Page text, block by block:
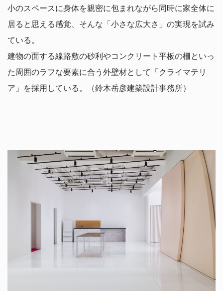
小のスペースに身体を親密に包まれながら同時に家全体に
居ると思える感覚、そんな「小さな広大さ」の実現を試み
ている。
建物の面する線路敷の砂利やコンクリート平板の柵といっ
た周囲のラフな要素に合う外壁材として「クライマテリ
ア」を採用している。（鈴木岳彦建築設計事務所）